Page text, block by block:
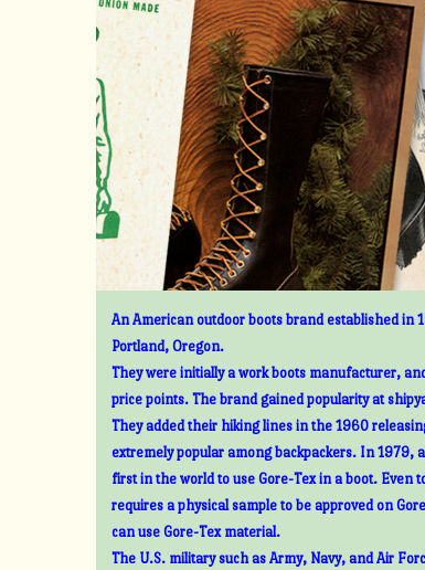
An American outdoor boots brand established
Portland, Oregon.
They were initially a work boots manufacturer,
price points. The brand gained popularity at
They added their hiking lines in the 1960
extremely popular among backpackers. In 1979,
first in the world to use Gore-Tex in a boot. Even
requires a physical sample to be approved on
can use Gore-Tex material.
The U.S. military such as Army, Navy, and Air